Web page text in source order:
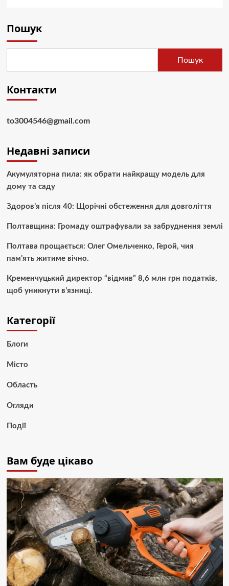
Пошук
Пошук
Контакти
to3004546@gmail.com
Недавні записи
Акумуляторна пила: як обрати найкращу модель для
дому та саду
Здоров’я після 40: Щорічні обстеження для довголіття
Полтавщина: Громаду оштрафували за забруднення землі
Полтава прощається: Олег Омельченко, Герой, чия
пам’ять житиме вічно.
Кременчуцький директор “відмив” 8,6 млн грн податків,
щоб уникнути в’язниці.
Категорії
Блоги
Місто
Область
Огляди
Події
Вам буде цікаво